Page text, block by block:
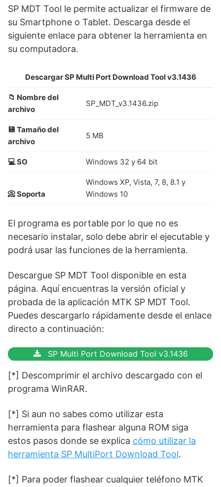
SP MDT Tool le permite actualizar el firmware de
su Smartphone o Tablet. Descarga desde el
siguiente enlace para obtener la herramienta en
su computadora.
Descargar SP Multi Port Download Tool v3.1436
📁 Nombre del
archivo
SP_MDT_v3.1436.zip
💾 Tamaño del
archivo
5 MB
💻 SO Windows 32 y 64 bit
📀 Soporta
Windows XP, Vista, 7, 8, 8.1 y
Windows 10
El programa es portable por lo que no es
necesario instalar, solo debe abrir el ejecutable y
podrá usar las funciones de la herramienta.
Descargue SP MDT Tool disponible en esta
página. Aquí encuentras la versión oficial y
probada de la aplicación MTK SP MDT Tool.
Puedes descargarlo rápidamente desde el enlace
directo a continuación:
SP Multi Port Download Tool v3.1436
[*] Descomprimir el archivo descargado con el
programa WinRAR.
[*] Si aun no sabes como utilizar esta
herramienta para flashear alguna ROM siga
estos pasos donde se explica cómo utilizar la
herramienta SP MultiPort Download Tool.
[*] Para poder flashear cualquier teléfono MTK